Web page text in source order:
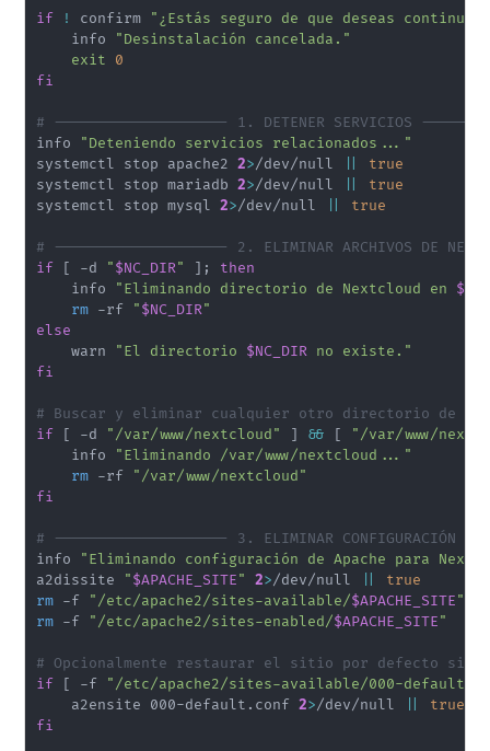
if ! confirm "¿Estás seguro de que deseas
    info
"Desinstalación cancelada."
exit
0
fi
# -------------------- 1. DETENER SERVICIOS
info "Deteniendo servicios relacionados..."
systemctl stop apache2 2>/dev/null
true
systemctl stop mariadb 2>/dev/null
true
systemctl stop mysql 2>/dev/null true
# -------------------- 2. ELIMINAR ARCHIVOS DE
if
[ -d "$NC_DIR" ] ;
then
    info
"Eliminando directorio de Nextcloud en
rm -rf "$NC_DIR"
else
    warn
"El directorio $NC_DIR no existe."
fi
# Buscar y eliminar cualquier otro directorio de
if
[ -d "/var/www/nextcloud" ] && [
"/var/www/
    info
"Eliminando /var/www/nextcloud..."
rm -rf "/var/www/nextcloud"
fi
# -------------------- 3. ELIMINAR CONFIGURACIÓN
info "Eliminando configuración de Apache para
a2dissite "$APACHE_SITE" 2>/dev/null
true
rm -f "/etc/apache2/sites-available/$APACHE_SITE"
rm -f "/etc/apache2/sites-enabled/$APACHE_SITE"
# Opcionalmente restaurar el sitio por defecto si
if
[ -f "/etc/apache2/sites-available/000-
    a2ensite 000-default.conf
2>/dev/null
true
fi